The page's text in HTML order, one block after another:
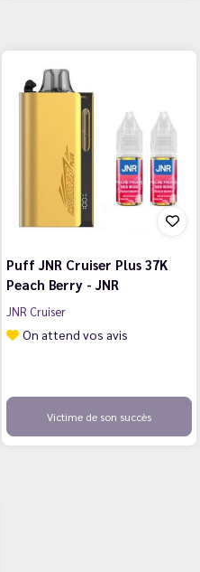
Puff JNR Cruiser Plus 37K
Peach Berry - JNR
JNR Cruiser
On attend vos avis
Victime de son succès